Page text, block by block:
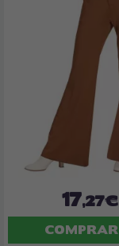
17,27€
COMPRAR